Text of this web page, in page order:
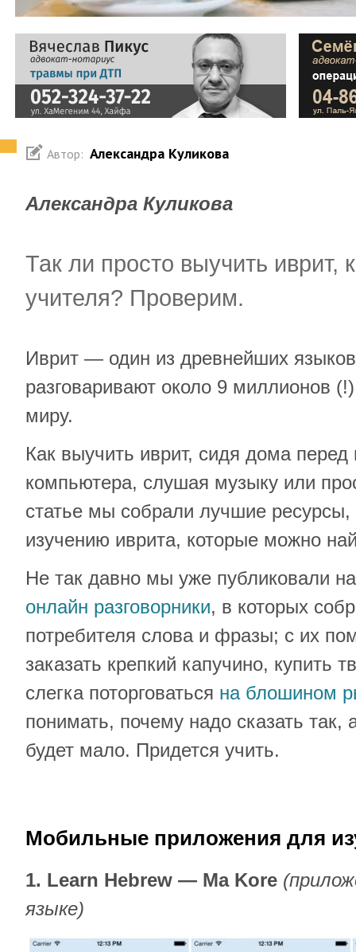
Автор: Александра Куликова
Александра Куликова
Так ли просто выучить иврит,
учителя? Проверим.
Иврит — один из древнейших
разговаривают около 9 миллионов
миру.
Как выучить иврит, сидя дома
компьютера, слушая музыку или
статье мы собрали лучшие
изучению иврита, которые можно
Не так давно мы уже публиковали
онлайн разговорники, в которых
потребителя слова и фразы; с их
заказать крепкий капучино, купить
слегка поторговаться на блошином
понимать, почему надо сказать так,
будет мало. Придется учить.
Мобильные приложения для
1. Learn Hebrew — Ma Kore
языке)